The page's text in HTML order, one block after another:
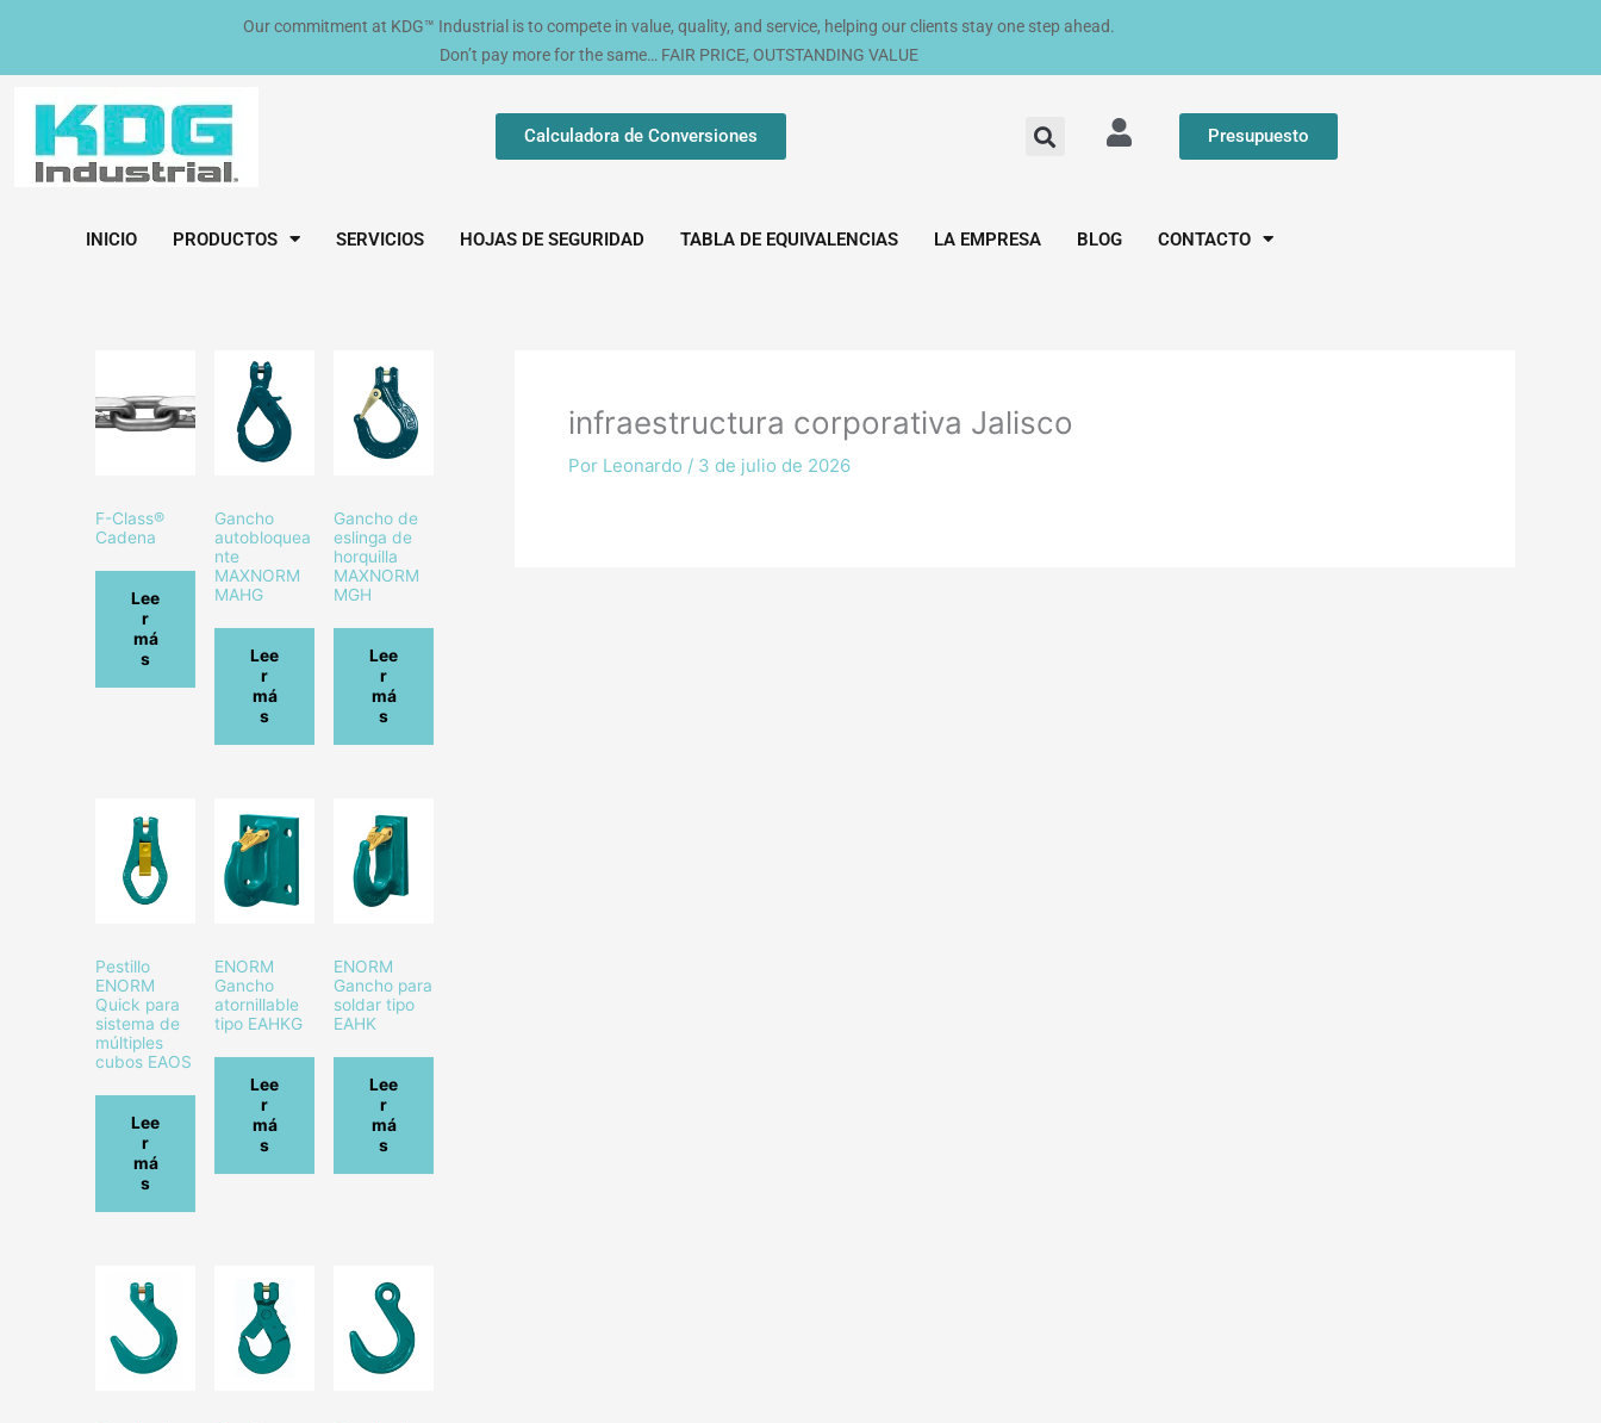
contenido
Our commitment at KDG™ Industrial is to compete in value, quality, and service, helping our clients stay one step ahead.
Don’t pay more for the same… FAIR PRICE, OUTSTANDING VALUE
Calculadora de Conversiones Presupuesto
INICIO PRODUCTOS SERVICIOS HOJAS DE SEGURIDAD TABLA DE EQUIVALENCIAS LA EMPRESA BLOG CONTACTO
F-Class®
Cadena
Lee
r
má
s
Gancho
autobloquea
nte
MAXNORM
MAHG
Lee
r
má
s
Gancho de
eslinga de
horquilla
MAXNORM
MGH
Lee
r
má
s
Pestillo
ENORM
Quick para
sistema de
múltiples
cubos EAOS
Lee
r
má
s
ENORM
Gancho
atornillable
tipo EAHKG
Lee
r
má
s
ENORM
Gancho para
soldar tipo
EAHK
Lee
r
má
s
infraestructura corporativa Jalisco
Por Leonardo / 3 de julio de 2026